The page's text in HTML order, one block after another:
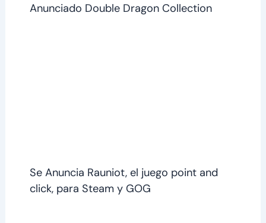
Anunciado Double Dragon Collection
Se Anuncia Rauniot, el juego point and
click, para Steam y GOG